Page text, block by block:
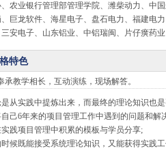
农业银行管理部管理学院、潍柴动力、中
巨龙软件、海星电子、盘石电力、福建电
安电子、山东铝业、中铝瑞闽、片仔癀药
特色
承教学相长，互动演练，现场解答。
从实践中提炼出来，而最终的理论知识也是
己6年来的项目管理工作中遇到的问题和解
践项目管理中积累的模板与学员分享;
候既能接受系统理论知识，又能获得实践工